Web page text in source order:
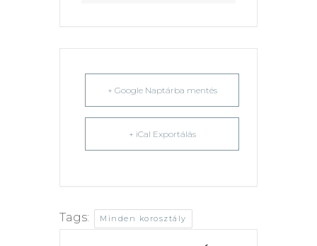
+ Google Naptárba mentés
+ iCal Exportálás
Tags: Minden korosztály